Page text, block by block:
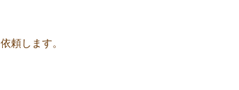
頼します。